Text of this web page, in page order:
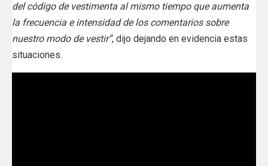
del código de vestimenta al mismo tiempo que aumenta
la frecuencia e intensidad de los comentarios sobre
nuestro modo de vestir”, dijo dejando en evidencia estas
situaciones.